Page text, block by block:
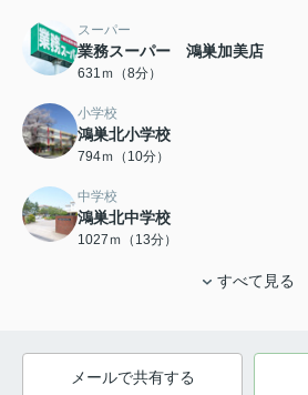
スーパー
業務スーパー 鴻巣加美店
631ｍ（8分）
小学校
鴻巣北小学校
794ｍ（10分）
中学校
鴻巣北中学校
1027ｍ（13分）
すべて見る
メールで共有する